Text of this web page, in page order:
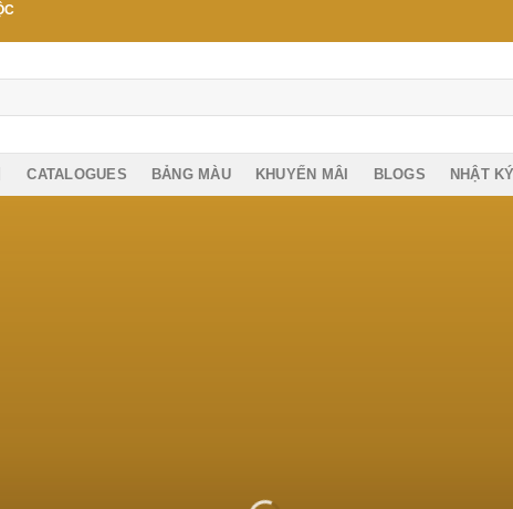
CATALOGUES BẢNG MÀU KHUYẾN MÂI BLOGS NHẬT